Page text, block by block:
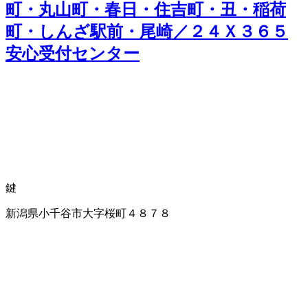
町・丸山町・春日・住吉町・丑・稲荷
町・しんざ駅前・尾崎／２４Ｘ３６５
安心受付センター
鍵
新潟県小千谷市大字桜町４８７８